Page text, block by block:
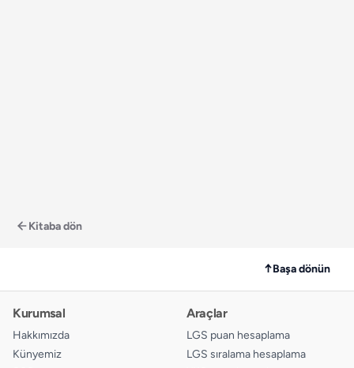
Kitaba dön
↑Başa dönün
Kurumsal
Hakkımızda
Künyemiz
Araçlar
LGS puan hesaplama
LGS sıralama hesaplama